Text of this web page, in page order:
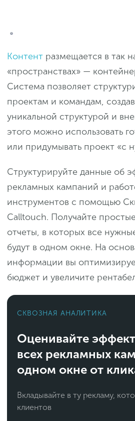
Контент размещается в так
«пространствах» —
Система позволяет
проектам и командам,
уникальной структурой и
этого можно использовать
или придумывать проект «с
Структурируйте данные об
рекламных кампаний и
инструментов с помощью
Calltouch. Получайте
отчеты, в которых все
будут в одном окне. На
информации вы
бюджет и увеличите
СКВОЗНАЯ АНАЛИТИКА
Оценивайте
всех рекламных
одном окне от
Вкладывайте в ту рекламу,
клиентов